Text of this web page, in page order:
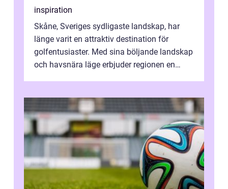
inspiration
Skåne, Sveriges sydligaste landskap, har
länge varit en attraktiv destination för
golfentusiaster. Med sina böljande landskap
och havsnära läge erbjuder regionen en